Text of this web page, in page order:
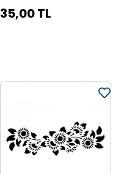
35,00 TL